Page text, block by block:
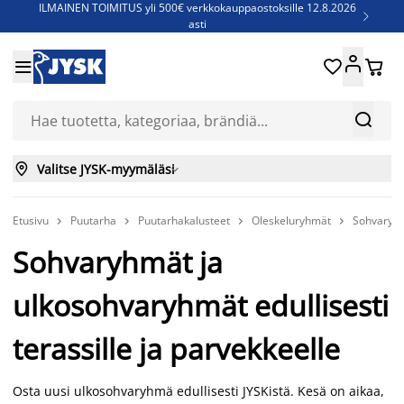
ILMAINEN TOIMITUS yli 500€ verkkokauppaostoksille 12.8.2026
asti

Jenkkisänkyjä - Säästä jopa 60%


 
 Valitse JYSK-myymäläsi
Etusivu  Puutarha  Puutarhakalusteet  Oleskeluryhmät 
Sohvaryhmät ja
ulkosohvaryhmät edullisesti
terassille ja parvekkeelle
Osta uusi ulkosohvaryhmä edullisesti JYSKistä. Kesä on aikaa,